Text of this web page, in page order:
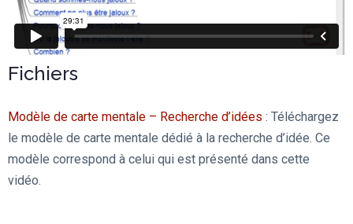
Fichiers
Modèle de carte mentale – Recherche d’idées : Téléchargez
le modèle de carte mentale dédié à la recherche d’idée. Ce
modèle correspond à celui qui est présenté dans cette
vidéo.